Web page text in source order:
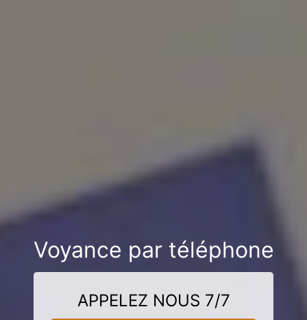
Voyance par téléphone
APPELEZ NOUS 7/7